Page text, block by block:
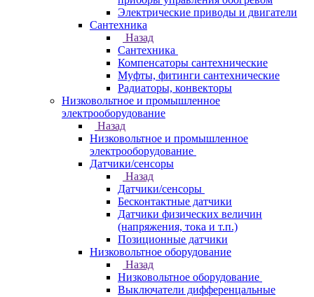
Электрические приводы и двигатели
Сантехника
Назад
Сантехника
Компенсаторы сантехнические
Муфты, фитинги сантехнические
Радиаторы, конвекторы
Низковольтное и промышленное
электрооборудование
Назад
Низковольтное и промышленное
электрооборудование
Датчики/сенсоры
Назад
Датчики/сенсоры
Бесконтактные датчики
Датчики физических величин
(напряжения, тока и т.п.)
Позиционные датчики
Низковольтное оборудование
Назад
Низковольтное оборудование
Выключатели дифференцальные